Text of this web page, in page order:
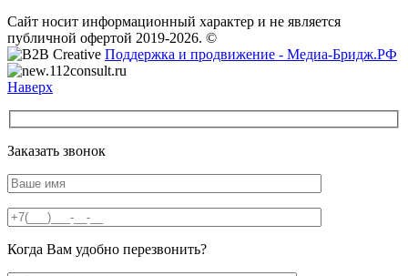
Сайт носит информационный характер и не является
публичной офертой 2019-2026. ©
Поддержка и продвижение - Медиа-Бридж.РФ
Наверх
Заказать звонок
Когда Вам удобно перезвонить?